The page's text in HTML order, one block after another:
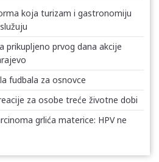
koja turizam i gastronomiju
prikupljeno prvog dana akcije
fudbala za osnovce
za osobe treće životne dobi
grlića materice: HPV ne